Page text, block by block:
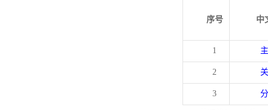
序号 中
1
2
3